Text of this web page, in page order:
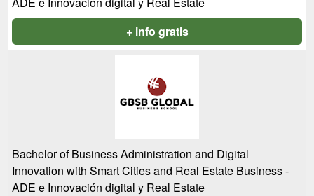
+ info gratis
Bachelor of Business Administration and Digital
Innovation with Smart Cities and Real Estate Business -
ADE e Innovación digital y Real Estate